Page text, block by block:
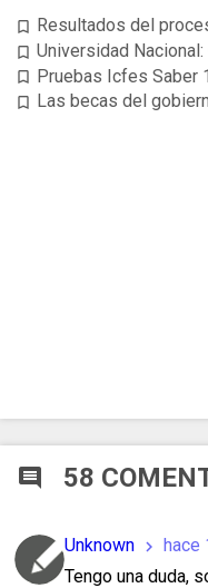
bookmark_border Resultados del
bookmark_border Universidad
bookmark_border Pruebas Icfes Saber
bookmark_border Las becas del
comment 58
Unknown chevron_right hace
Tengo una duda,